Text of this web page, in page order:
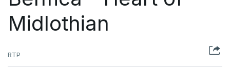
Midlothian
RTP